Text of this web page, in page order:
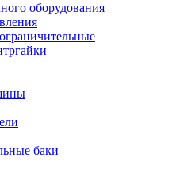
оборудования
баки